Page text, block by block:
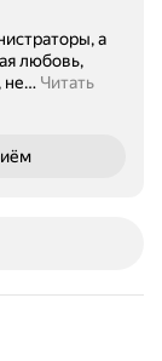
а
любовь,
не… Читать